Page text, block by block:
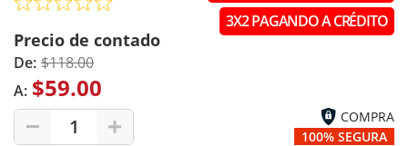
Precio de contado
De: $118.00
A: $59.00
1
3X2 PAGANDO A CRÉDITO
COMPRA
100% SEGURA